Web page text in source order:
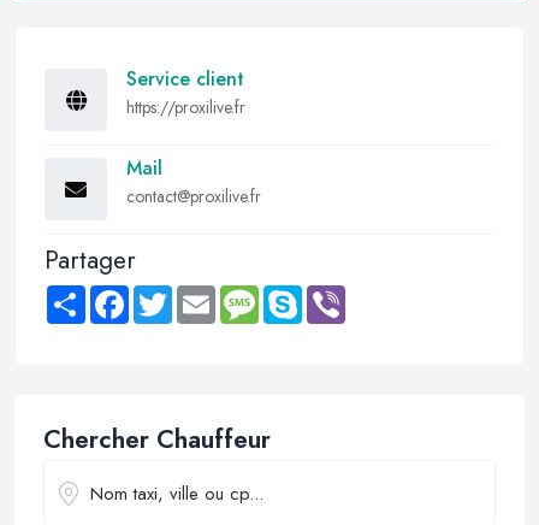
Service client
https://proxilive.fr
Mail
contact@proxilive.fr
Partager
Share FacebookTwitter Email MessageSkype
Chercher Chauffeur